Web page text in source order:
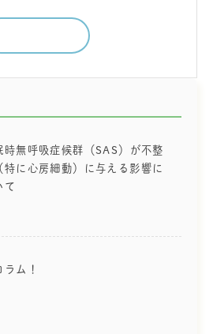
時無呼吸症候群（SAS）が不整
特に心房細動）に与える影響に
て
ラム！